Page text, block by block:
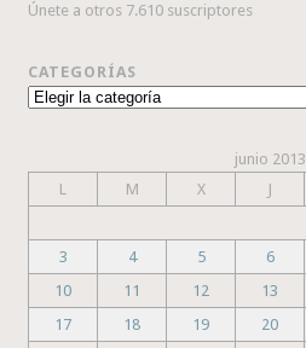
Únete a otros 7.610 suscriptores
CATEGORÍAS
Categorías
junio 2013
L
M X J
3
4 5 6
10
11 12 13
17
18 19 20